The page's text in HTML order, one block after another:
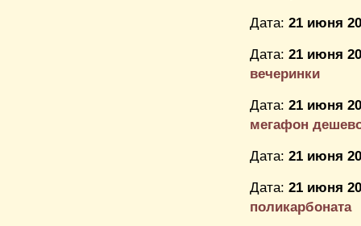
Дата: 21 июня
Дата: 21 июня
вечеринки
Дата: 21 июня
мегафон
Дата: 21 июня
Дата: 21 июня
поликарбоната